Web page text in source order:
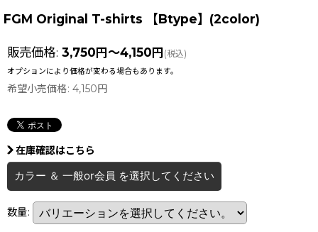
FGM Original T-shirts 【Btype】(2color)
販売価格: 3,750円～4,150円 (税込)
オプションにより価格が変わる場合もあります。
希望小売価格: 4,150円
在庫確認はこちら
カラー ＆ 一般or会員 を選択してください
数量: